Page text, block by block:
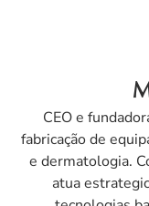
CEO e
fabricação de
e dermatologia.
atua